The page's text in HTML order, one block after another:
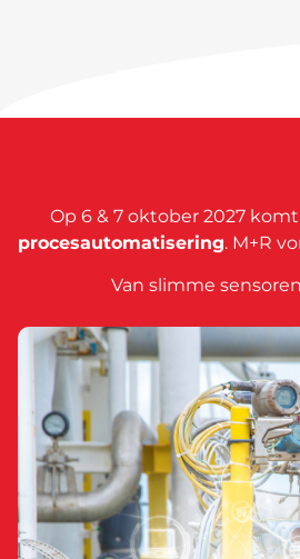
Op 6 & 7 oktober 2027
procesautomatisering. M+R
Van slimme